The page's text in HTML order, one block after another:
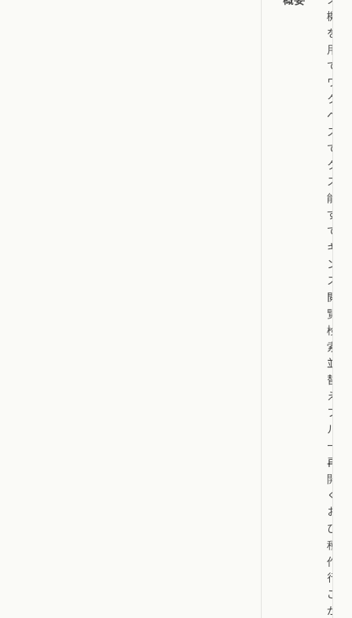
機能
を使
用し
て、
ワー
クス
ペー
ス内
でア
クセ
ス可
能な
すべ
ての
キャ
ンバ
スを
閲
覧、
検
索、
並べ
替
え、
フィ
ルタ
ー、
再度
開
く、
およ
び各
種操
作を
行う
こと
がで